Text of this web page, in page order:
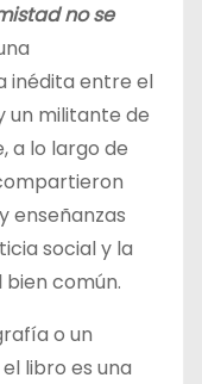
no se
inédita entre el
un militante de
a lo largo de
enseñanzas
social y la
común.
o un
libro es una